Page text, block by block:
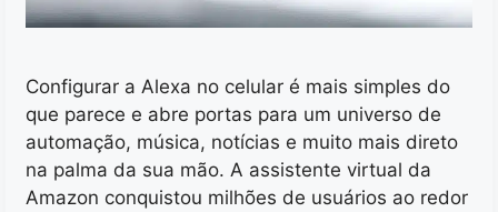
Configurar a Alexa no celular é mais simples do
que parece e abre portas para um universo de
automação, música, notícias e muito mais direto
na palma da sua mão. A assistente virtual da
Amazon conquistou milhões de usuários ao redor